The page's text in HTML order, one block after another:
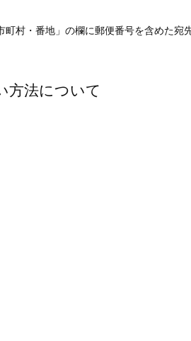
村・番地」の欄に郵便番号を含めた宛
方法について